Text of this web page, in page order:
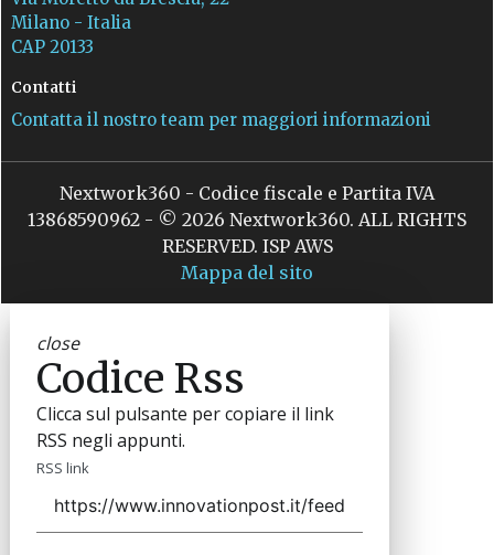
Milano - Italia
CAP 20133
Contatti
Contatta il nostro team per maggiori informazioni
Nextwork360 - Codice fiscale e Partita IVA
13868590962 - © 2026 Nextwork360. ALL RIGHTS
RESERVED. ISP AWS
Mappa del sito
close
Codice Rss
Clicca sul pulsante per copiare il link
RSS negli appunti.
RSS link